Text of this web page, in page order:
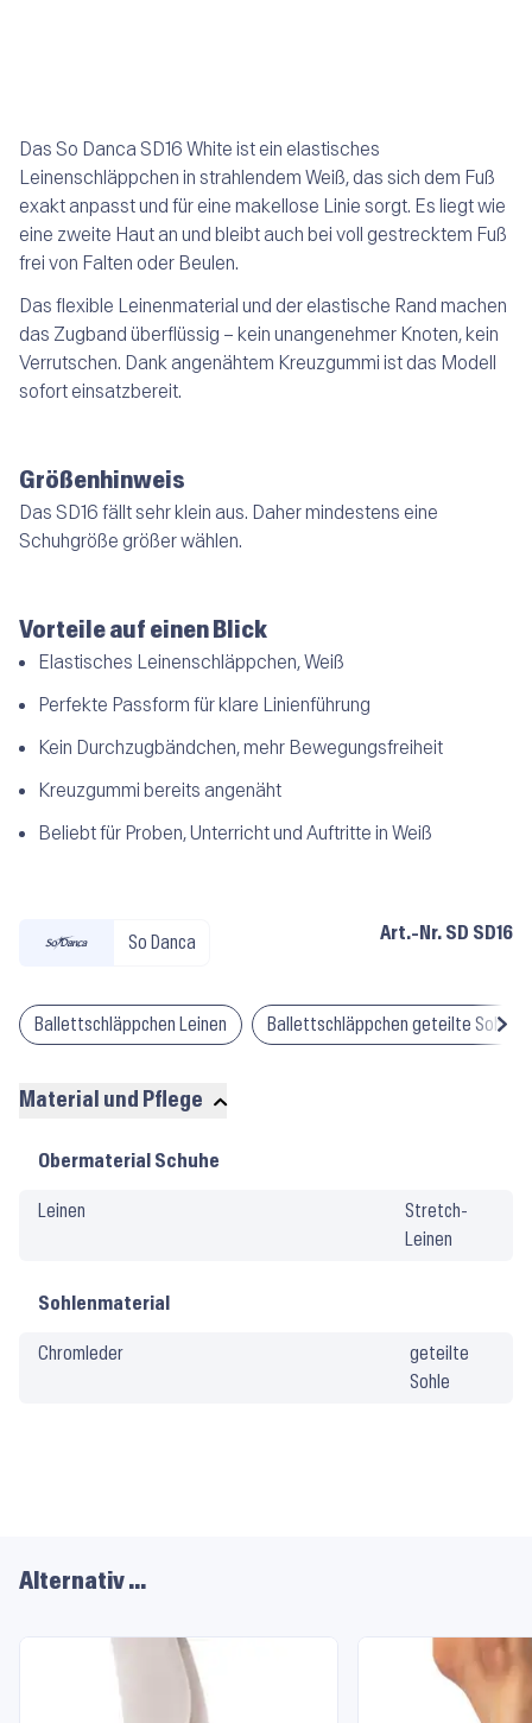
Das So Danca SD16 White ist ein elastisches
Leinenschläppchen in strahlendem Weiß, das sich dem Fuß
exakt anpasst und für eine makellose Linie sorgt. Es liegt wie
eine zweite Haut an und bleibt auch bei voll gestrecktem Fuß
frei von Falten oder Beulen.
Das flexible Leinenmaterial und der elastische Rand machen
das Zugband überflüssig – kein unangenehmer Knoten, kein
Verrutschen. Dank angenähtem Kreuzgummi ist das Modell
sofort einsatzbereit.
Größenhinweis
Das SD16 fällt sehr klein aus. Daher mindestens eine
Schuhgröße größer wählen.
Vorteile auf einen Blick
Elastisches Leinenschläppchen, Weiß
Perfekte Passform für klare Linienführung
Kein Durchzugbändchen, mehr Bewegungsfreiheit
Kreuzgummi bereits angenäht
Beliebt für Proben, Unterricht und Auftritte in Weiß
So Danca Art.-Nr. SD SD16
Ballettschläppchen Leinen Ballettschläppchen geteilte Sohle
Material und Pflege
Material
Pflege
Obermaterial Schuhe
Leinen
Stretch-
Leinen
Sohlenmaterial
Chromleder
geteilte
Sohle
Alternativ …